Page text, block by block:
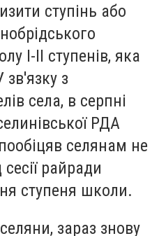
ступінь або
I-II ступенів, яка
зв'язку з
села, в серпні
РДА
селянам не
райради
ступеня школи.
зараз знову